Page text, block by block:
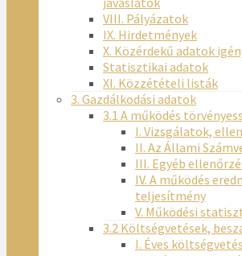
VIII. Pályázatok
IX. Hirdetmények
X. Közérdekű adatok
Statisztikai adatok
XI. Közzétételi listák
3. Gazdálkodási adatok
3.1 A működés
I. Vizsgálatok,
II. Az Állami
III. Egyéb
IV. A működés
teljesítmény
V. Működési
3.2 Költségvetések,
I. Éves